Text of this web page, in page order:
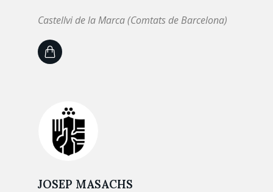
Castellvi de la Marca (Comtats de Barcelona)
JOSEP MASACHS